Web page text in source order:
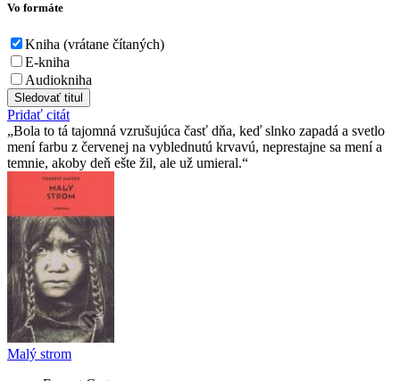
Vo formáte
Kniha (vrátane čítaných)
E-kniha
Audiokniha
Sledovať titul
Pridať citát
Bola to tá tajomná vzrušujúca časť dňa, keď slnko zapadá a svetlo
mení farbu z červenej na vyblednutú krvavú, neprestajne sa mení a
temnie, akoby deň ešte žil, ale už umieral.
Malý strom